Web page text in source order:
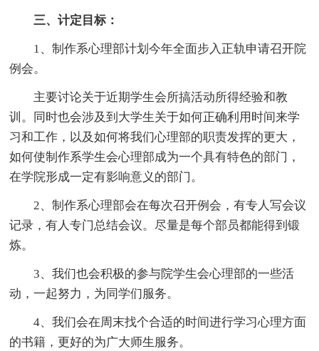
三、计定目标：
1、制作系心理部计划今年全面步入正轨申请召开院
例会。
主要讨论关于近期学生会所搞活动所得经验和教
训。同时也会涉及到大学生关于如何正确利用时间来学
习和工作，以及如何将我们心理部的职责发挥的更大，
如何使制作系学生会心理部成为一个具有特色的部门，
在学院形成一定有影响意义的部门。
2、制作系心理部会在每次召开例会，有专人写会议
记录，有人专门总结会议。尽量是每个部员都能得到锻
炼。
3、我们也会积极的参与院学生会心理部的一些活
动，一起努力，为同学们服务。
4、我们会在周末找个合适的时间进行学习心理方面
的书籍，更好的为广大师生服务。